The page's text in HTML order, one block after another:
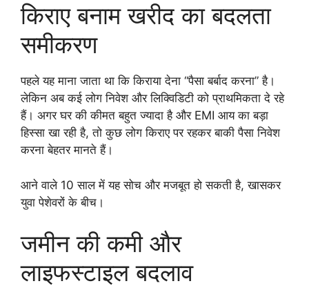
किराए बनाम खरीद का बदलता
समीकरण
पहले यह माना जाता था कि किराया देना “पैसा बर्बाद करना” है।
लेकिन अब कई लोग निवेश और लिक्विडिटी को प्राथमिकता दे रहे
हैं। अगर घर की कीमत बहुत ज्यादा है और EMI आय का बड़ा
हिस्सा खा रही है, तो कुछ लोग किराए पर रहकर बाकी पैसा निवेश
करना बेहतर मानते हैं।
आने वाले 10 साल में यह सोच और मजबूत हो सकती है, खासकर
युवा पेशेवरों के बीच।
जमीन की कमी और
लाइफस्टाइल बदलाव